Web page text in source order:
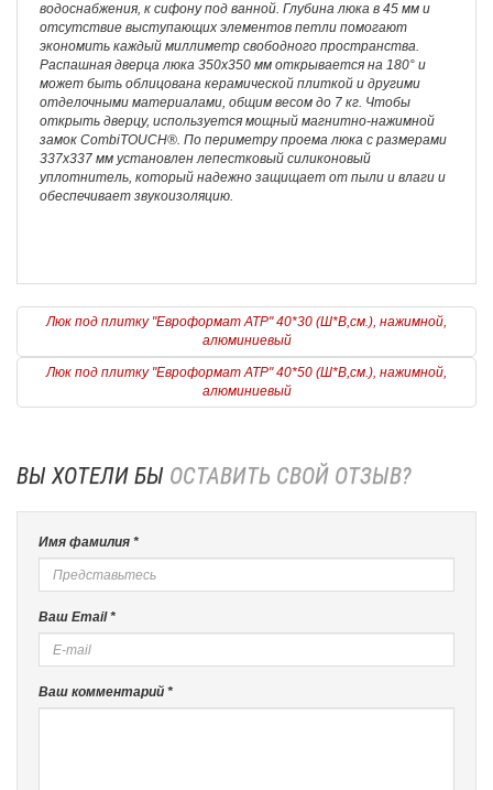
водоснабжения, к сифону под ванной. Глубина люка в 45 мм и
отсутствие выступающих элементов петли помогают
экономить каждый миллиметр свободного пространства.
Распашная дверца люка 350х350 мм открывается на 180° и
может быть облицована керамической плиткой и другими
отделочными материалами, общим весом до 7 кг. Чтобы
открыть дверцу, используется мощный магнитно-нажимной
замок CombiTOUCH®. По периметру проема люка с размерами
337х337 мм установлен лепестковый силиконовый
уплотнитель, который надежно защищает от пыли и влаги и
обеспечивает звукоизоляцию.
Люк под плитку "Евроформат АТР" 40*30 (Ш*В,см.), нажимной,
алюминиевый
Люк под плитку "Евроформат АТР" 40*50 (Ш*В,см.), нажимной,
алюминиевый
ВЫ ХОТЕЛИ БЫ ОСТАВИТЬ СВОЙ ОТЗЫВ?
Имя фамилия *
Ваш Email *
Ваш комментарий *